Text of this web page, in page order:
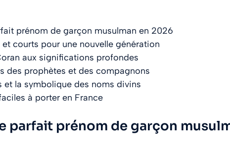
prénom de garçon musulman en 2026
courts pour une nouvelle génération
aux significations profondes
des prophètes et des compagnons
et la symbolique des noms divins
à porter en France
parfait prénom de garçon